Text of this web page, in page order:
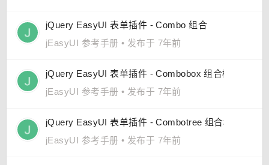
jQuery EasyUI 表单插件 - Combo 组合
jEasyUI 参考手册 • 发布于 7年前
jQuery EasyUI 表单插件 - Combobox 组合框
jEasyUI 参考手册 • 发布于 7年前
jQuery EasyUI 表单插件 - Combotree 组合树
jEasyUI 参考手册 • 发布于 7年前